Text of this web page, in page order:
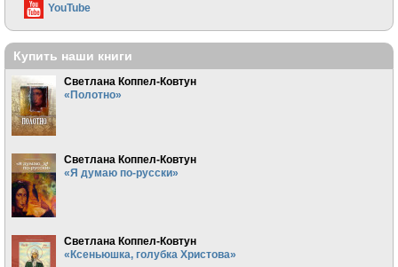
YouTube
Купить наши книги
Светлана Коппел-Ковтун
«Полотно»
Светлана Коппел-Ковтун
«Я думаю по-русски»
Светлана Коппел-Ковтун
«Ксеньюшка, голубка Христова»